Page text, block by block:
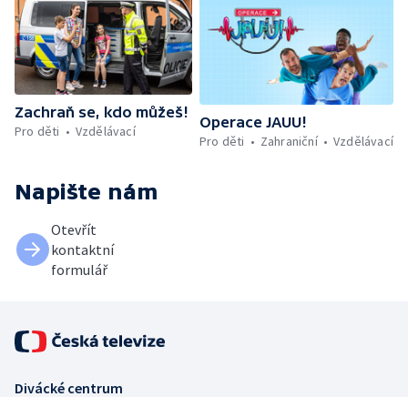
Zachraň se, kdo můžeš!
Pro děti
Vzdělávací
Operace JAUU!
Pro děti
Zahraniční Vzdělávací
Napište nám
Otevřít
kontaktní
formulář
Divácké centrum